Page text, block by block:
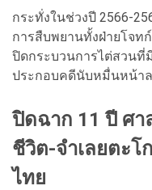
กระทั่งในช่วงปี 2566-
การสืบพยานทั้งฝ่ายโจท
ปิดกระบวนการไต่สวนที่
ประกอบคดีนับหมื่นหน้า
ปิดฉาก 11 ปี ศ
ชีวิต-จำเลยตะโ
ไทย